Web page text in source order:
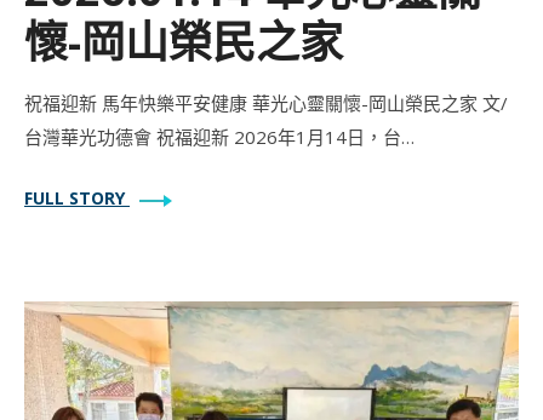
懷-岡山榮民之家
祝福迎新 馬年快樂平安健康 華光心靈關懷-岡山榮民之家 文/
台灣華光功德會 祝福迎新 2026年1月14日，台…
FULL STORY